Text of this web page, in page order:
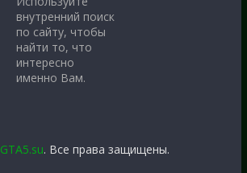
внутренний поиск
по сайту, чтобы
найти то, что
интересно
именно Вам.
GTA5.su. Все права защищены.